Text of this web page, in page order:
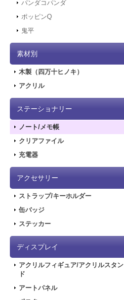
パンダコパンダ
ポッピンQ
鬼平
素材別
木製（四万十ヒノキ）
アクリル
ステーショナリー
ノート/メモ帳
クリアファイル
充電器
アクセサリー
ストラップ/キーホルダー
缶バッジ
ステッカー
ディスプレイ
アクリルフィギュア/アクリルスタン
ド
アートパネル